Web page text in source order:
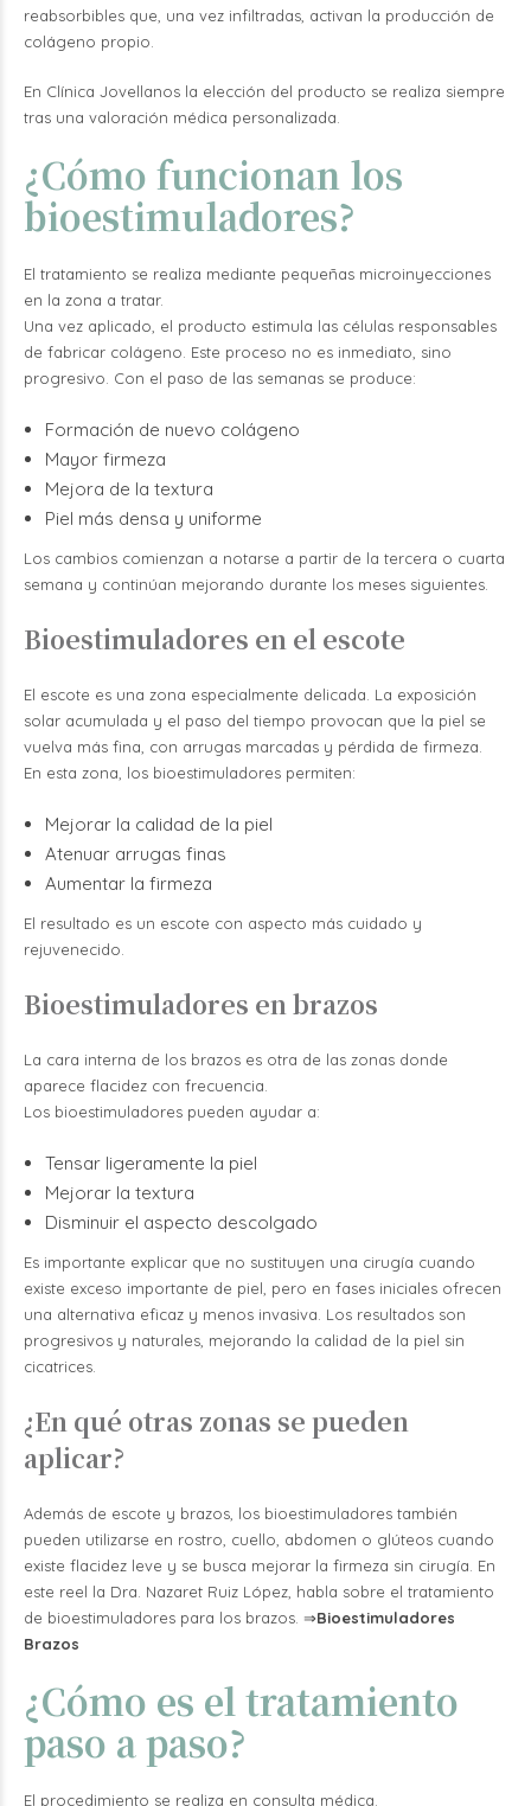
reabsorbibles que, una vez infiltradas, activan la producción de
colágeno propio.
En Clínica Jovellanos la elección del producto se realiza siempre
tras una valoración médica personalizada.
¿Cómo funcionan los
bioestimuladores?
El tratamiento se realiza mediante pequeñas microinyecciones
en la zona a tratar.
Una vez aplicado, el producto estimula las células responsables
de fabricar colágeno. Este proceso no es inmediato, sino
progresivo. Con el paso de las semanas se produce:
Formación de nuevo colágeno
Mayor firmeza
Mejora de la textura
Piel más densa y uniforme
Los cambios comienzan a notarse a partir de la tercera o cuarta
semana y continúan mejorando durante los meses siguientes.
Bioestimuladores en el escote
El escote es una zona especialmente delicada. La exposición
solar acumulada y el paso del tiempo provocan que la piel se
vuelva más fina, con arrugas marcadas y pérdida de firmeza.
En esta zona, los bioestimuladores permiten:
Mejorar la calidad de la piel
Atenuar arrugas finas
Aumentar la firmeza
El resultado es un escote con aspecto más cuidado y
rejuvenecido.
Bioestimuladores en brazos
La cara interna de los brazos es otra de las zonas donde
aparece flacidez con frecuencia.
Los bioestimuladores pueden ayudar a:
Tensar ligeramente la piel
Mejorar la textura
Disminuir el aspecto descolgado
Es importante explicar que no sustituyen una cirugía cuando
existe exceso importante de piel, pero en fases iniciales ofrecen
una alternativa eficaz y menos invasiva. Los resultados son
progresivos y naturales, mejorando la calidad de la piel sin
cicatrices.
¿En qué otras zonas se pueden
aplicar?
Además de escote y brazos, los bioestimuladores también
pueden utilizarse en rostro, cuello, abdomen o glúteos cuando
existe flacidez leve y se busca mejorar la firmeza sin cirugía. En
este reel la Dra. Nazaret Ruiz López, habla sobre el tratamiento
de bioestimuladores para los brazos. ⇒Bioestimuladores
Brazos
¿Cómo es el tratamiento
paso a paso?
El procedimiento se realiza en consulta médica.